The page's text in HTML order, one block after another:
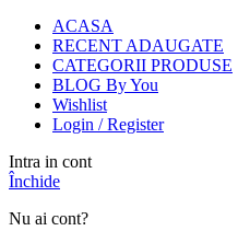
ACASA
RECENT ADAUGATE
CATEGORII PRODUSE
BLOG By You
Wishlist
Login / Register
Intra in cont
Închide
Nu ai cont?